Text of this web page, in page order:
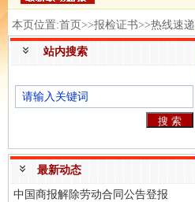
本页位置:首页>>报检证书>>热线速递
站内搜索
最新动态
中国商报解除劳动合同公告登报